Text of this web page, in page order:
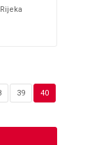
Rijeka
39 40